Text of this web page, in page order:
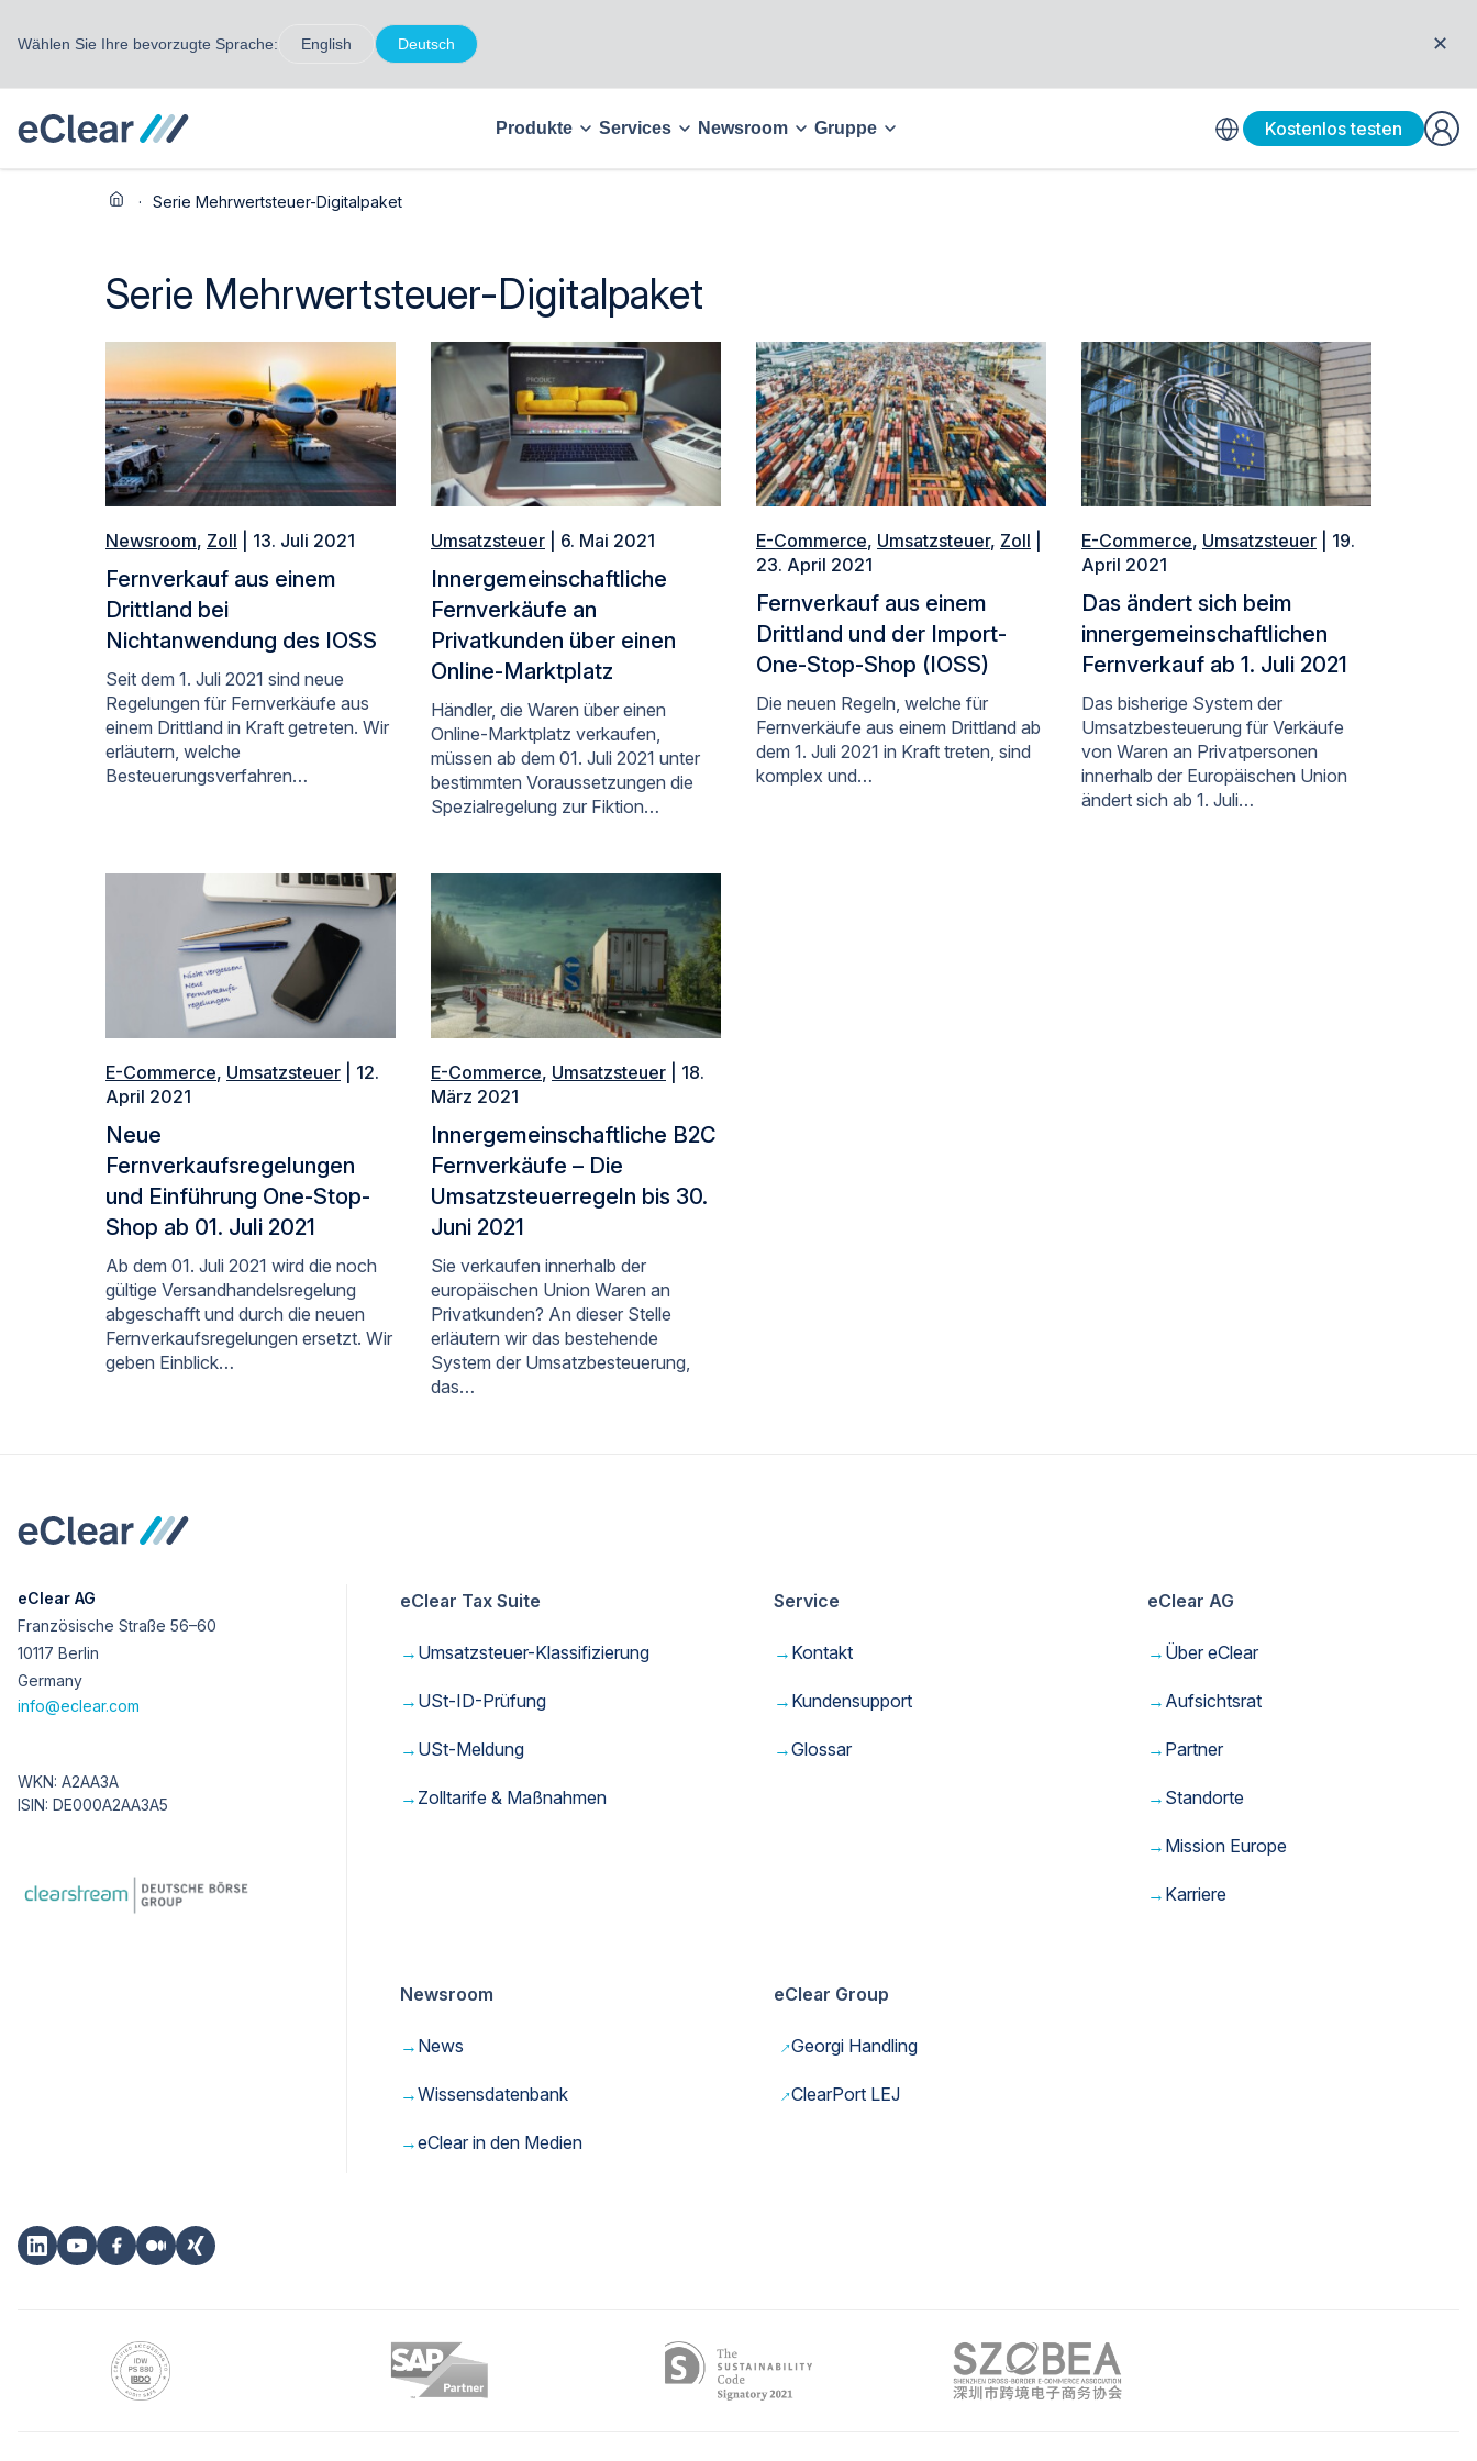
Wählen Sie Ihre bevorzugte Sprache: English Deutsch ✕
Produkte Services Newsroom Gruppe Kostenlos testen
· Serie Mehrwertsteuer-Digitalpaket
Serie Mehrwertsteuer-Digitalpaket
Newsroom, Zoll | 13. Juli 2021
Fernverkauf aus einem
Drittland bei
Nichtanwendung des IOSS
Seit dem 1. Juli 2021 sind neue
Regelungen für Fernverkäufe aus
einem Drittland in Kraft getreten. Wir
erläutern, welche
Besteuerungsverfahren…
Umsatzsteuer | 6. Mai 2021
Innergemeinschaftliche
Fernverkäufe an
Privatkunden über einen
Online-Marktplatz
Händler, die Waren über einen
Online-Marktplatz verkaufen,
müssen ab dem 01. Juli 2021 unter
bestimmten Voraussetzungen die
Spezialregelung zur Fiktion…
E-Commerce, Umsatzsteuer, Zoll
23. April 2021
Fernverkauf aus einem
Drittland und der Import-
One-Stop-Shop (IOSS)
Die neuen Regeln, welche für
Fernverkäufe aus einem Drittland ab
dem 1. Juli 2021 in Kraft treten, sind
komplex und…
E-Commerce, Umsatzsteuer | 19.
April 2021
Das ändert sich beim
innergemeinschaftlichen
Fernverkauf ab 1. Juli 2021
Das bisherige System der
Umsatzbesteuerung für Verkäufe
von Waren an Privatpersonen
innerhalb der Europäischen Union
ändert sich ab 1. Juli…
E-Commerce, Umsatzsteuer | 12.
April 2021
Neue
Fernverkaufsregelungen
und Einführung One-Stop-
Shop ab 01. Juli 2021
Ab dem 01. Juli 2021 wird die noch
gültige Versandhandelsregelung
abgeschafft und durch die neuen
Fernverkaufsregelungen ersetzt. Wir
geben Einblick…
E-Commerce, Umsatzsteuer | 18.
März 2021
Innergemeinschaftliche B2C
Fernverkäufe – Die
Umsatzsteuerregeln bis 30.
Juni 2021
Sie verkaufen innerhalb der
europäischen Union Waren an
Privatkunden? An dieser Stelle
erläutern wir das bestehende
System der Umsatzbesteuerung,
das…
eClear AG
Französische Straße 56–60
10117 Berlin
Germany
info@eclear.com
WKN: A2AA3A
ISIN: DE000A2AA3A5
eClear Tax Suite
→ Umsatzsteuer-Klassifizierung
→ USt-ID-Prüfung
→ USt-Meldung
→ Zolltarife & Maßnahmen
Service
→ Kontakt
→ Kundensupport
→Glossar
eClear AG
→ Über eClear
→ Aufsichtsrat
→ Partner
→ Standorte
→ Mission Europe
→ Karriere
Newsroom
→ News
→Wissensdatenbank
→eClear in den Medien
eClear Group
→Georgi Handling
→ClearPort LEJ